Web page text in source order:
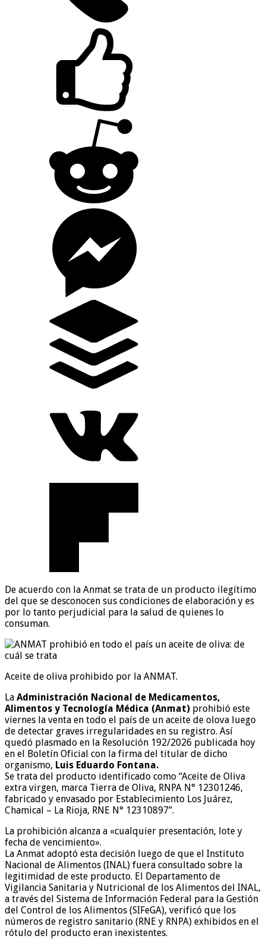
De acuerdo con la Anmat se trata de un producto ilegítimo
del que se desconocen sus condiciones de elaboración y es
por lo tanto perjudicial para la salud de quienes lo
consuman.
Aceite de oliva prohibido por la ANMAT.
La Administración Nacional de Medicamentos,
Alimentos y Tecnología Médica (Anmat) prohibió este
viernes la venta en todo el país de un aceite de olova luego
de detectar graves irregularidades en su registro. Así
quedó plasmado en la Resolución 192/2026 publicada hoy
en el Boletín Oficial con la firma del titular de dicho
organismo, Luis Eduardo Fontana.
Se trata del producto identificado como “Aceite de Oliva
extra virgen, marca Tierra de Oliva, RNPA N° 12301246,
fabricado y envasado por Establecimiento Los Juárez,
Chamical – La Rioja, RNE N° 12310897”.
La prohibición alcanza a «cualquier presentación, lote y
fecha de vencimiento».
La Anmat adoptó esta decisión luego de que el Instituto
Nacional de Alimentos (INAL) fuera consultado sobre la
legitimidad de este producto. El Departamento de
Vigilancia Sanitaria y Nutricional de los Alimentos del INAL,
a través del Sistema de Información Federal para la Gestión
del Control de los Alimentos (SIFeGA), verificó que los
números de registro sanitario (RNE y RNPA) exhibidos en el
rótulo del producto eran inexistentes.